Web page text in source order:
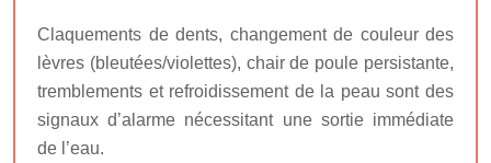
Claquements de dents, changement de couleur des
lèvres (bleutées/violettes), chair de poule persistante,
tremblements et refroidissement de la peau sont des
signaux d’alarme nécessitant une sortie immédiate
de l’eau.